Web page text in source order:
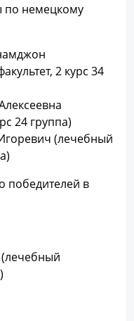
по немецкому
2 курс 34
24 группа)
(лечебный
победителей в